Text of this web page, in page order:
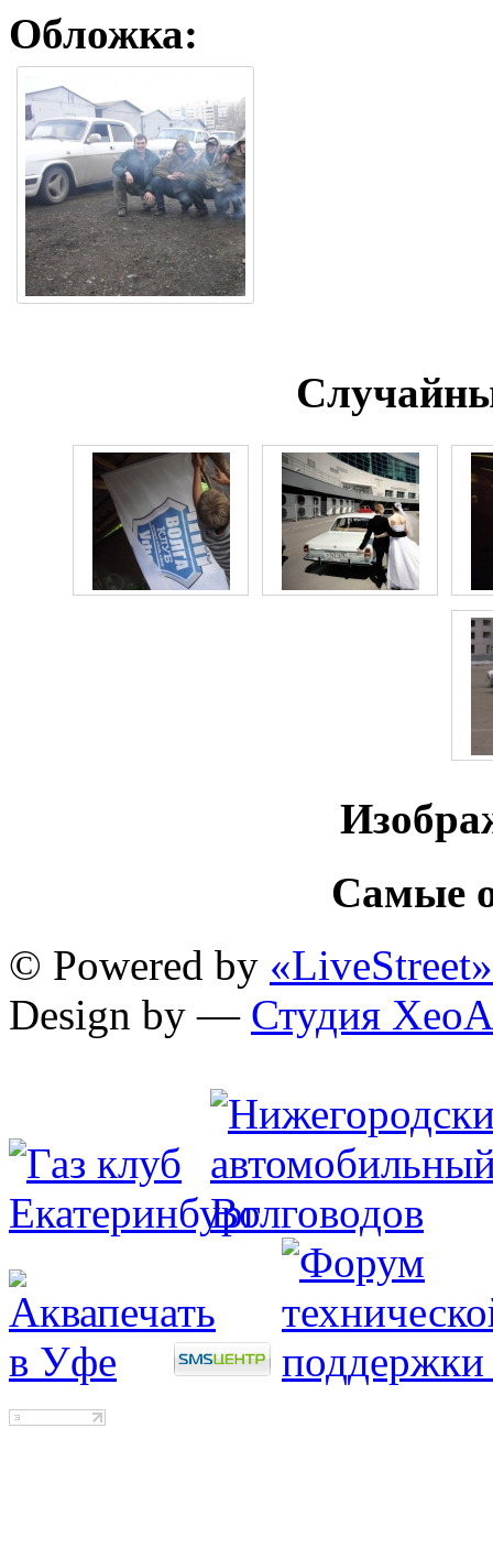
Обложка:
Самые
© Powered by «LiveStreet»
Design by — Студия